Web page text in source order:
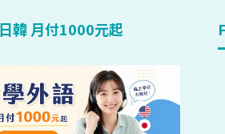
韓 月付1000元起